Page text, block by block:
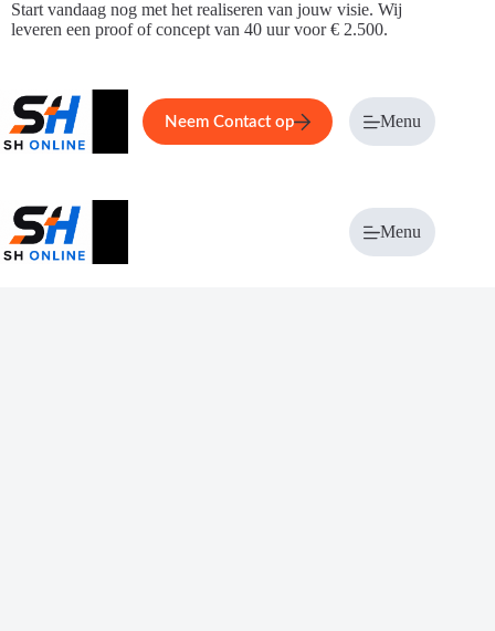
Ga
naar
Start vandaag nog met het realiseren van jouw visie. Wij
leveren een proof of concept van 40 uur voor € 2.500.
Home Service Over ons
Neem Contact op Menu
Menu